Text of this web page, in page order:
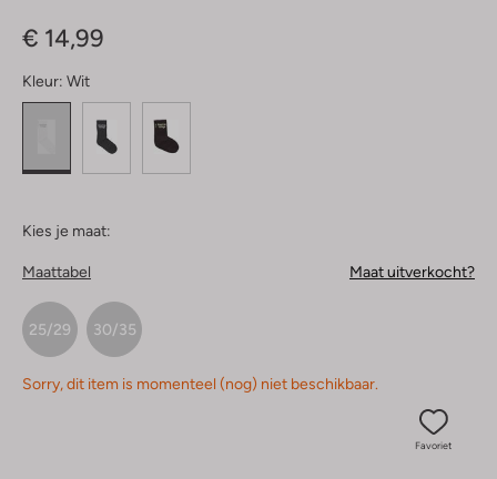
€ 14,99
Kleur: Wit
Kies je maat:
Maattabel Maat uitverkocht?
25/29 30/35
Sorry, dit item is momenteel (nog) niet beschikbaar.
Favoriet